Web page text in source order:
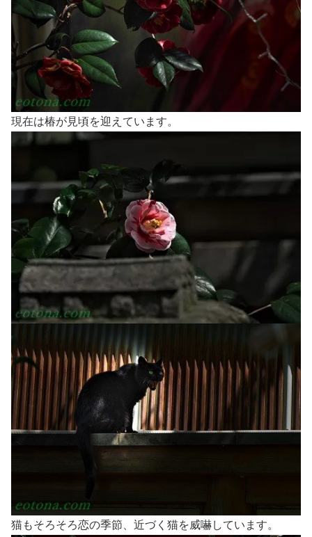
現在は椿が見頃を迎えています。
猫もそろそろ恋の季節、近づく猫を威嚇しています。